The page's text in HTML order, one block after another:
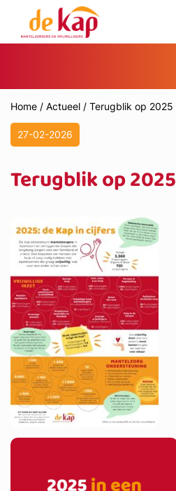
Home / Actueel / Terugblik op 2025
27-02-2026
Terugblik op 2025